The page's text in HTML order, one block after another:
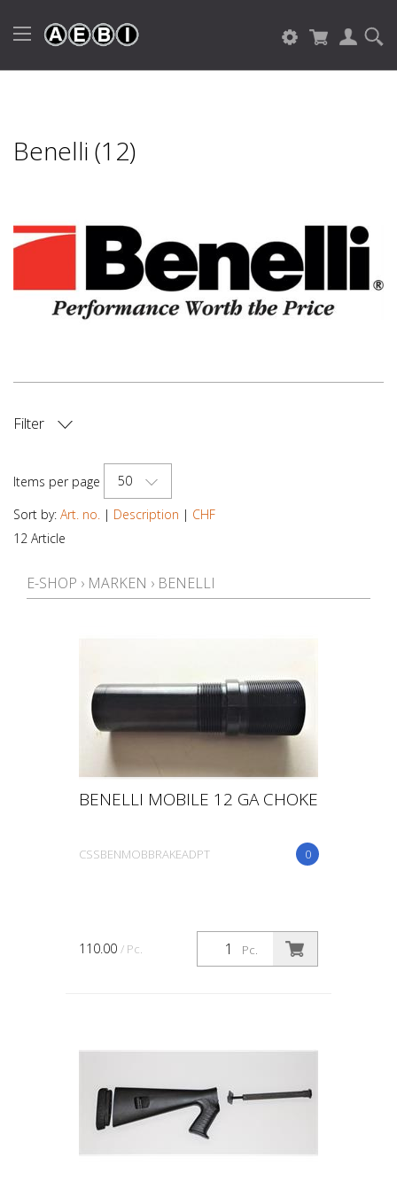
Benelli (12)
Filter
Items per page
50
Sort by: Art. no. | Description | CHF
12 Article
E-SHOP › MARKEN › BENELLI
BENELLI MOBILE 12 GA CHOKE
0
CSSBENMOBBRAKEADPT
Pc.
110.00 / Pc.